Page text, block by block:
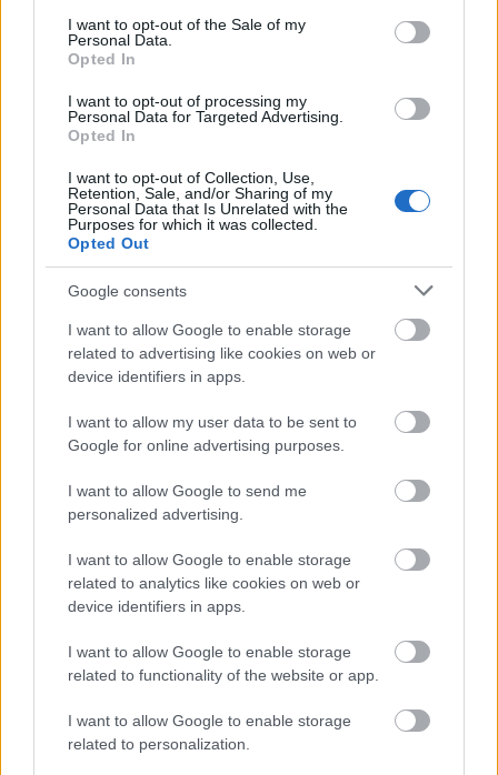
consent section.
I want to opt-out of the Sale of my
Personal Data.
Opted In
I want to opt-out of processing my
Personal Data for Targeted Advertising.
Opted In
I want to opt-out of Collection, Use,
Retention, Sale, and/or Sharing of my
Personal Data that Is Unrelated with the
Purposes for which it was collected.
Opted Out
Google consents
I want to allow Google to enable storage
related to advertising like cookies on web or
device identifiers in apps.
I want to allow my user data to be sent to
Google for online advertising purposes.
I want to allow Google to send me
personalized advertising.
I want to allow Google to enable storage
related to analytics like cookies on web or
device identifiers in apps.
I want to allow Google to enable storage
related to functionality of the website or app.
I want to allow Google to enable storage
related to personalization.
Η OpenAI σταματά το μοντέλο Astra που έλυσε 10
μαθηματικά αινίγματα δεκαετιών